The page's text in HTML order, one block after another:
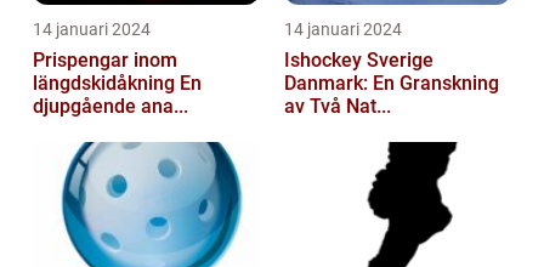
14 januari 2024
Prispengar inom
längdskidåkning En
djupgående ana...
14 januari 2024
Ishockey Sverige
Danmark: En Granskning
av Två Nat...